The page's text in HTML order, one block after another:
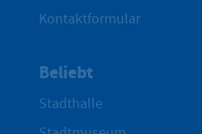
Kontaktformular
Beliebt
Stadthalle